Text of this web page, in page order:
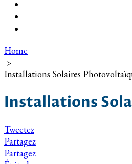
Home
>
Installations Solaires
Installations
Tweetez
Partagez
Partagez